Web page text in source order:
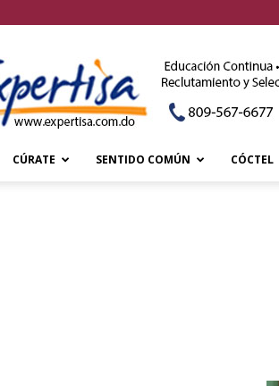
CÚRATE SENTIDO COMÚN CÓCTEL